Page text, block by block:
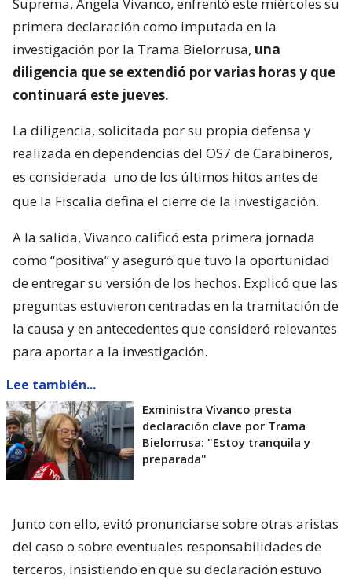
primera declaración como imputada en la
investigación por la Trama Bielorrusa, una
diligencia que se extendió por varias horas y que
continuará este jueves.
La diligencia, solicitada por su propia defensa y
realizada en dependencias del OS7 de Carabineros,
es considerada uno de los últimos hitos antes de
que la Fiscalía defina el cierre de la investigación.
A la salida, Vivanco calificó esta primera jornada
como “positiva” y aseguró que tuvo la oportunidad
de entregar su versión de los hechos. Explicó que las
preguntas estuvieron centradas en la tramitación de
la causa y en antecedentes que consideró relevantes
para aportar a la investigación.
Lee también...
Exministra Vivanco presta
declaración clave por Trama
Bielorrusa: "Estoy tranquila y
preparada"
Junto con ello, evitó pronunciarse sobre otras aristas
del caso o sobre eventuales responsabilidades de
terceros, insistiendo en que su declaración estuvo